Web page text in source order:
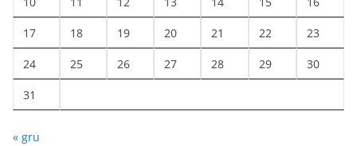
17 18 19 20 21 22 23
24 25 26 27 28 29 30
31
« gru